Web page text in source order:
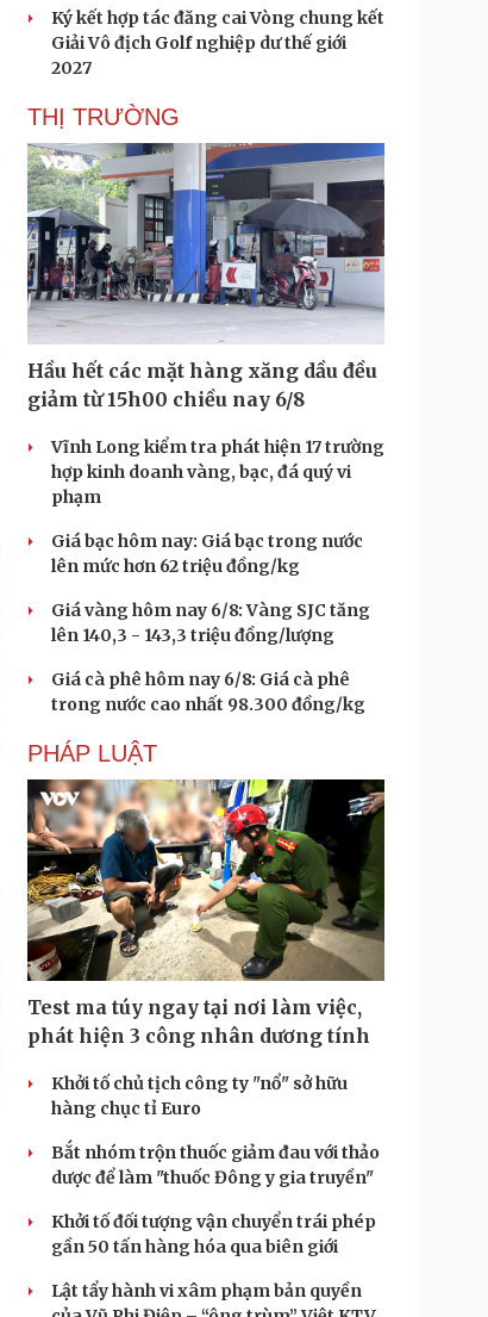
Ký kết hợp tác đăng cai Vòng chung kết
Giải Vô địch Golf nghiệp dư thế giới
2027
THỊ TRƯỜNG
Hầu hết các mặt hàng xăng dầu đều
giảm từ 15h00 chiều nay 6/8
Vĩnh Long kiểm tra phát hiện 17 trường
hợp kinh doanh vàng, bạc, đá quý vi
phạm
Giá bạc hôm nay: Giá bạc trong nước
lên mức hơn 62 triệu đồng/kg
Giá vàng hôm nay 6/8: Vàng SJC tăng
lên 140,3 - 143,3 triệu đồng/lượng
Giá cà phê hôm nay 6/8: Giá cà phê
trong nước cao nhất 98.300 đồng/kg
PHÁP LUẬT
Test ma túy ngay tại nơi làm việc,
phát hiện 3 công nhân dương tính
Khởi tố chủ tịch công ty "nổ" sở hữu
hàng chục tỉ Euro
Bắt nhóm trộn thuốc giảm đau với thảo
dược để làm "thuốc Đông y gia truyền"
Khởi tố đối tượng vận chuyển trái phép
gần 50 tấn hàng hóa qua biên giới
Lật tẩy hành vi xâm phạm bản quyền